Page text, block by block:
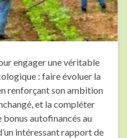
engager une véritable
: faire évoluer la
renforçant son ambition
et la compléter
autofinancés au
intéressant rapport de